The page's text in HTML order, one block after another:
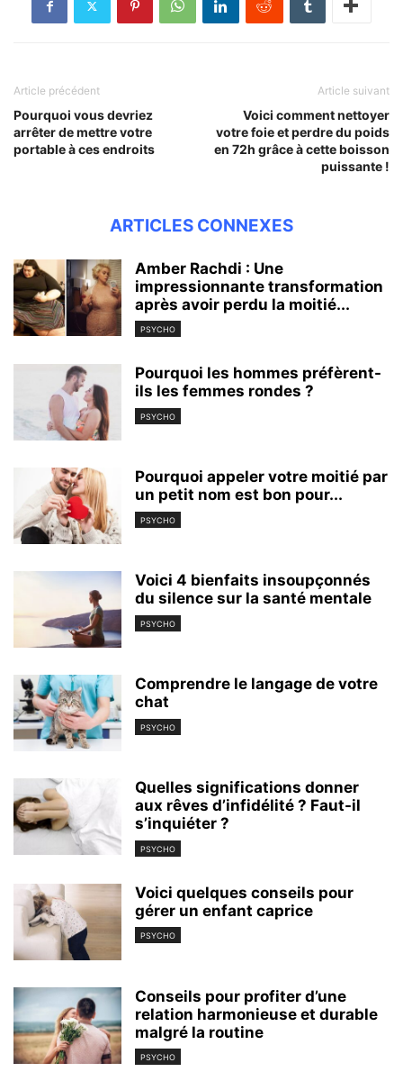
Article précédent
Pourquoi vous devriez
arrêter de mettre votre
portable à ces endroits
Article suivant
Voici comment nettoyer
votre foie et perdre du poids
en 72h grâce à cette boisson
puissante !
ARTICLES CONNEXES
Amber Rachdi : Une
impressionnante transformation
après avoir perdu la moitié...
PSYCHO
Pourquoi les hommes préfèrent-
ils les femmes rondes ?
PSYCHO
Pourquoi appeler votre moitié par
un petit nom est bon pour...
PSYCHO
Voici 4 bienfaits insoupçonnés
du silence sur la santé mentale
PSYCHO
Comprendre le langage de votre
chat
PSYCHO
Quelles significations donner
aux rêves d’infidélité ? Faut-il
s’inquiéter ?
PSYCHO
Voici quelques conseils pour
gérer un enfant caprice
PSYCHO
Conseils pour profiter d’une
relation harmonieuse et durable
malgré la routine
PSYCHO